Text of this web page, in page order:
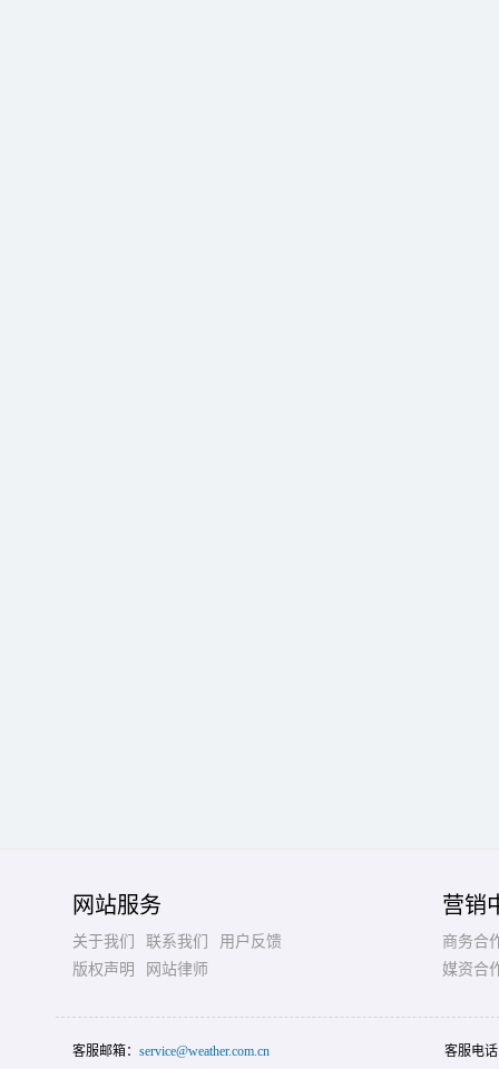
网站服务
关于我们 联系我们
用户反馈
版权声明
网站律师
营销
商务合
媒资合
客服邮箱： service@weather.com.cn 客服电